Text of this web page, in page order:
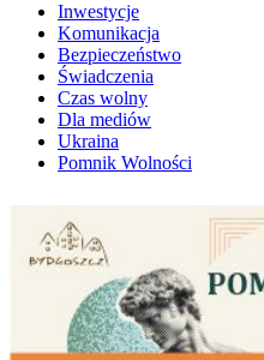
Inwestycje
Komunikacja
Bezpieczeństwo
Świadczenia
Czas wolny
Dla mediów
Ukraina
Pomnik Wolności